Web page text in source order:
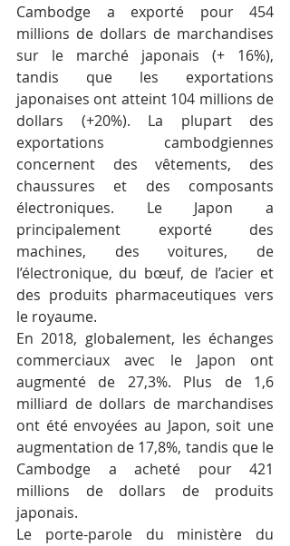
Cambodge a exporté pour 454
millions de dollars de marchandises
sur le marché japonais (+ 16%),
tandis que les exportations
japonaises ont atteint 104 millions de
dollars (+20%). La plupart des
exportations cambodgiennes
concernent des vêtements, des
chaussures et des composants
électroniques. Le Japon a
principalement exporté des
machines, des voitures, de
l’électronique, du bœuf, de l’acier et
des produits pharmaceutiques vers
le royaume.
En 2018, globalement, les échanges
commerciaux avec le Japon ont
augmenté de 27,3%. Plus de 1,6
milliard de dollars de marchandises
ont été envoyées au Japon, soit une
augmentation de 17,8%, tandis que le
Cambodge a acheté pour 421
millions de dollars de produits
japonais.
Le porte-parole du ministère du